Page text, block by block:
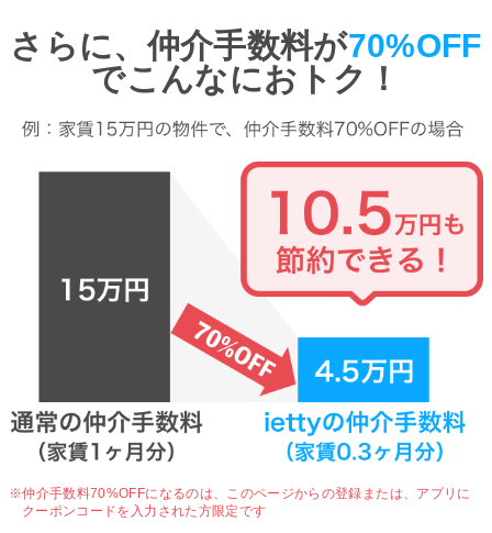
さらに、仲介手数料が70%OFF
でこんなにおトク！
※仲介手数料70%OFFになるのは、 このページからの登録または、アプリに
クーポンコードを入力された方限定です